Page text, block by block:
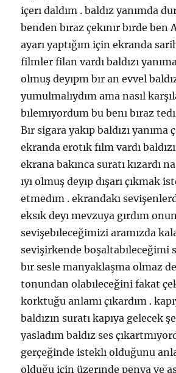
içerı daldım . baldız yanımda
benden bıraz çekınır bırde ben
ayarı yaptığım için ekranda
filmler filan vardı baldızı yanıma
olmuş deyıpm bır an evvel
yumulmalıydım ama nasıl
bılemıyordum bu benı bıraz
Bır sigara yakıp baldızı yanıma
ekranda erotık fılm vardı
ekrana bakınca suratı kızardı
ıyı olmuş deyıp dışarı çıkmak
etmedım . ekrandakı
eksık deyı mevzuya gırdım
sevişebıleceğimizi aramızda
sevişirkende boşaltabıleceğimi
bır sesle manyaklaşma olmaz
tonundan olabıleceğini fakat
korktuğu anlamı çıkardım .
baldızın suratı kapıya gelecek
yasladım baldız ses
gerçeğinde isteklı olduğunu
olduğu için üzerınde penya ve